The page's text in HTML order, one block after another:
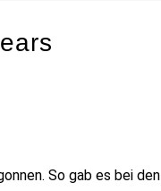
So gab es bei den